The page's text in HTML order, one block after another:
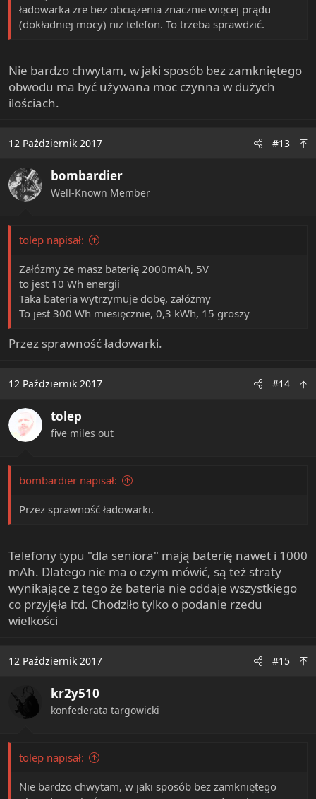
ładowarka żre bez obciążenia znacznie więcej prądu
(dokładniej mocy) niż telefon. To trzeba sprawdzić.
Nie bardzo chwytam, w jaki sposób bez zamkniętego
obwodu ma być używana moc czynna w dużych
ilościach.
12 Październik 2017 #13
bombardier
Well-Known Member
tolep napisał:
Załózmy że masz baterię 2000mAh, 5V
to jest 10 Wh energii
Taka bateria wytrzymuje dobę, załóżmy
To jest 300 Wh miesięcznie, 0,3 kWh, 15 groszy
Przez sprawność ładowarki.
12 Październik 2017 #14
tolep
five miles out
bombardier napisał:
Przez sprawność ładowarki.
Telefony typu "dla seniora" mają baterię nawet i 1000
mAh. Dlatego nie ma o czym mówić, są też straty
wynikające z tego że bateria nie oddaje wszystkiego
co przyjęła itd. Chodziło tylko o podanie rzedu
wielkości
12 Październik 2017 #15
kr2y510
konfederata targowicki
tolep napisał:
Nie bardzo chwytam, w jaki sposób bez zamkniętego